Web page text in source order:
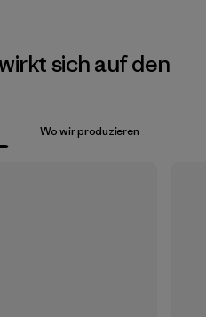
sich auf den
Wo wir produzieren